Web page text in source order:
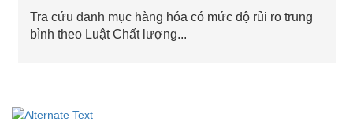
Tra cứu danh mục hàng hóa có mức độ rủi ro trung
bình theo Luật Chất lượng...